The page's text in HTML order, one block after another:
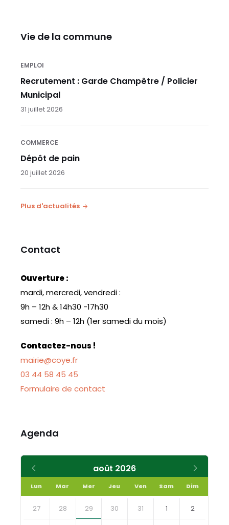
Vie de la commune
EMPLOI
Recrutement : Garde Champêtre / Policier
Municipal
31 juillet 2026
COMMERCE
Dépôt de pain
20 juillet 2026
Plus d'actualités
Contact
Ouverture :
mardi, mercredi, vendredi :
9h – 12h & 14h30 -17h30
samedi : 9h – 12h (1er samedi du mois)
Contactez-nous !
mairie@coye.fr
03 44 58 45 45
Formulaire de contact
Agenda
août 2026
précédent
Lun Mar Mer Jeu Ven Sam Dim
Skip
calendar
27 28 29 30 31 1 2